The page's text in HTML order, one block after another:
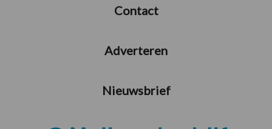
Contact
Adverteren
Nieuwsbrief